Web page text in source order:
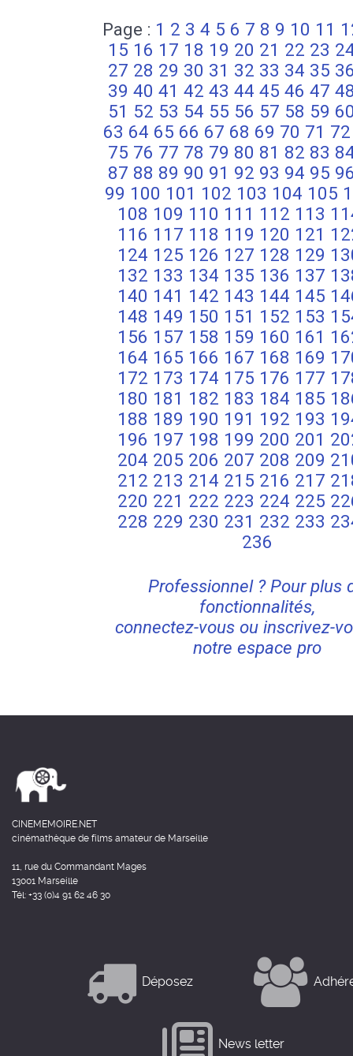
Page : 1 2 3 4 5 6 7 8 9 10 11
15 16 17 18 19 20 21 22 23
27 28 29 30 31 32 33 34 35
39 40 41 42 43 44 45 46 47
51 52 53 54 55 56 57 58 59
63 64 65 66 67 68 69 70 71 72
75 76 77 78 79 80 81 82 83
87 88 89 90 91 92 93 94 95
99 100 101 102 103 104 105
108 109 110 111 112 113
116 117 118 119 120 121
124 125 126 127 128 129
132 133 134 135 136 137
140 141 142 143 144 145
148 149 150 151 152 153
156 157 158 159 160 161
164 165 166 167 168 169
172 173 174 175 176 177
180 181 182 183 184 185
188 189 190 191 192 193
196 197 198 199 200 201
204 205 206 207 208 209
212 213 214 215 216 217
220 221 222 223 224 225
228 229 230 231 232 233
236
Professionnel ? Pour plus
fonctionnalités,
connectez-vous ou inscrivez-
notre espace pro
CINEMEMOIRE.NET
cinémathèque de films amateur de Marseille
11, rue du Commandant Mages
13001 Marseille
Tél: +33 (0)4 91 62 46 30
Déposez
News letter